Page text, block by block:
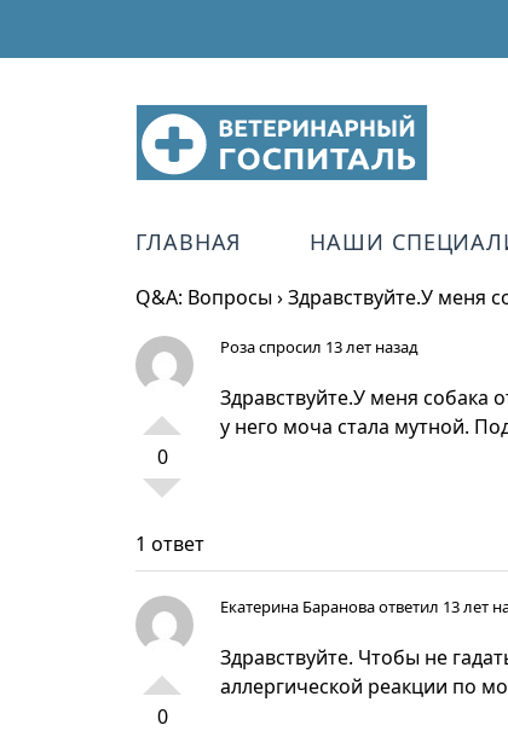
ГЛАВНАЯ НАШИ
Q&A: Вопросы›Здравствуйте.У меня
0
Розаспросил 13 лет назад
Здравствуйте.У меня собака
у него моча стала мутной.
1 ответ
0
Екатерина Барановаответил 13 лет
Здравствуйте. Чтобы не
аллергической реакции по